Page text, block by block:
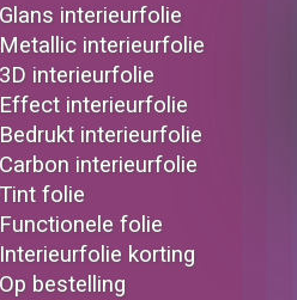
Glans interieurfolie
Metallic interieurfolie
3D interieurfolie
Effect interieurfolie
Bedrukt interieurfolie
Carbon interieurfolie
Tint folie
Functionele folie
Interieurfolie korting
Op bestelling